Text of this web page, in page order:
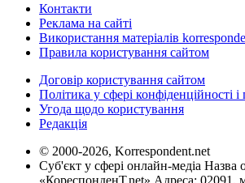
Контакти
Реклама на сайті
Використання матеріалів
Правила користування сайтом
Договір користування сайтом
Політика у сфері конфіденційності
Угода щодо користування
Редакція
© 2000-2026, Korrespondent.net
Суб'єкт у сфері онлайн-медіа Назва
«КореспонденТ.net» Адреса: 02091,